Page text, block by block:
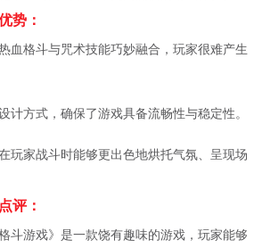
势：
血格斗与咒术技能巧妙融合，玩家很难产生
计方式，确保了游戏具备流畅性与稳定性。
玩家战斗时能够更出色地烘托气氛、呈现场
评：
斗游戏》是一款饶有趣味的游戏，玩家能够